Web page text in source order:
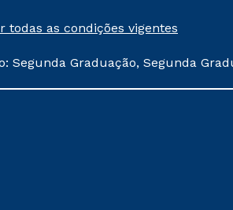
todas as condições vigentes
Graduação, Segunda
períodos de rematrícula conforme